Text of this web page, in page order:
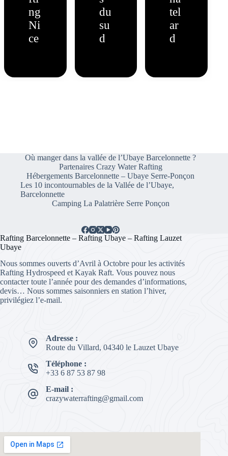
ng
Ni
ce
du
su
d
tel
ar
d
Où manger dans la vallée de l’Ubaye Barcelonnette ?
Partenaires Crazy Water Rafting
Hébergements Barcelonnette – Ubaye Serre-Ponçon
Les 10 incontournables de la Vallée de l’Ubaye,
Barcelonnette
Camping La Palatrière Serre Ponçon
Rafting Barcelonnette – Rafting Ubaye – Rafting Lauzet
Ubaye
Nous sommes ouverts d’Avril à Octobre pour les activités
Rafting Hydrospeed et Kayak Raft. Vous pouvez nous
contacter toute l’année pour des demandes d’informations,
devis… Nous sommes saisonniers en station l’hiver,
privilégiez l’e-mail.
Adresse :
Route du Villard, 04340 le Lauzet Ubaye
Téléphone :
+33 6 87 53 87 98
E-mail :
crazywaterrafting@gmail.com